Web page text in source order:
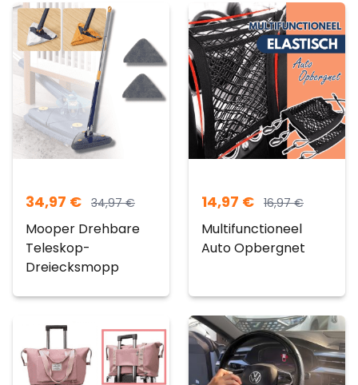
34,97 € 34,97€
Mooper Drehbare
Teleskop-
Dreiecksmopp
14,97 € 16,97€
Multifunctioneel
Auto Opbergnet